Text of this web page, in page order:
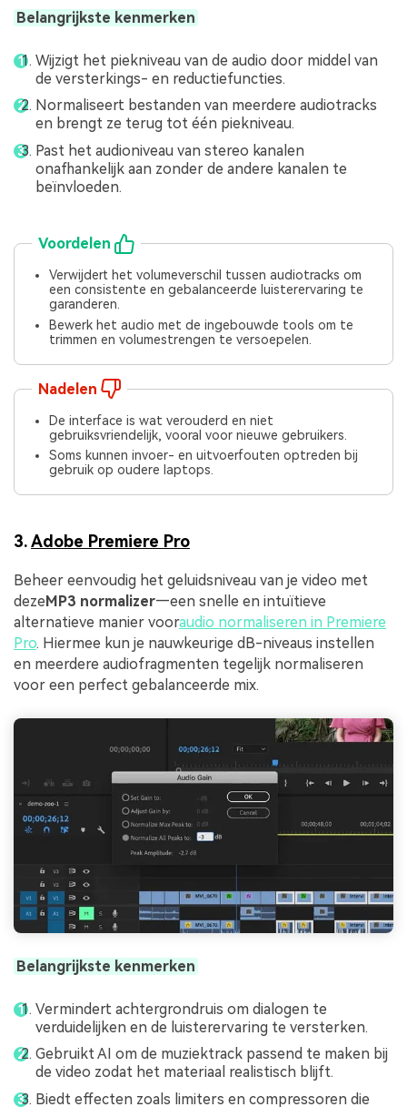
Belangrijkste kenmerken
Wijzigt het piekniveau van de audio door middel van
de versterkings- en reductiefuncties.
Normaliseert bestanden van meerdere audiotracks
en brengt ze terug tot één piekniveau.
Past het audioniveau van stereo kanalen
onafhankelijk aan zonder de andere kanalen te
beïnvloeden.
Voordelen
Verwijdert het volumeverschil tussen audiotracks om
een consistente en gebalanceerde luisterervaring te
garanderen.
Bewerk het audio met de ingebouwde tools om te
trimmen en volumestrengen te versoepelen.
Nadelen
De interface is wat verouderd en niet
gebruiksvriendelijk, vooral voor nieuwe gebruikers.
Soms kunnen invoer- en uitvoerfouten optreden bij
gebruik op oudere laptops.
3.Adobe Premiere Pro
Beheer eenvoudig het geluidsniveau van je video met
dezeMP3 normalizer—een snelle en intuïtieve
alternatieve manier vooraudio normaliseren in Premiere
Pro. Hiermee kun je nauwkeurige dB-niveaus instellen
en meerdere audiofragmenten tegelijk normaliseren
voor een perfect gebalanceerde mix.
Belangrijkste kenmerken
Vermindert achtergrondruis om dialogen te
verduidelijken en de luisterervaring te versterken.
Gebruikt AI om de muziektrack passend te maken bij
de video zodat het materiaal realistisch blijft.
Biedt effecten zoals limiters en compressoren die